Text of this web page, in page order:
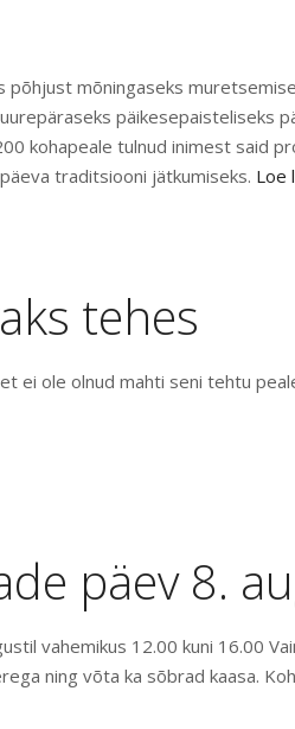
mõningaseks
päikesepaisteliseks
kohapeale tulnud inimest said
traditsiooni jätkumiseks. Loe
tehes
ei ole olnud mahti seni tehtu
päev 8.
vahemikus 12.00 kuni 16.00
ning võta ka sõbrad kaasa.